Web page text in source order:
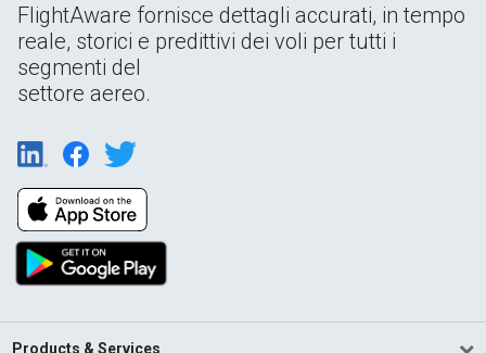
FlightAware fornisce dettagli accurati, in tempo
reale, storici e predittivi dei voli per tutti i
segmenti del
settore aereo.
Products & Services